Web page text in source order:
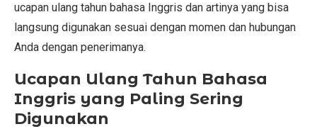
ucapan ulang tahun bahasa Inggris dan artinya yang bisa
langsung digunakan sesuai dengan momen dan hubungan
Anda dengan penerimanya.
Ucapan Ulang Tahun Bahasa
Inggris yang Paling Sering
Digunakan